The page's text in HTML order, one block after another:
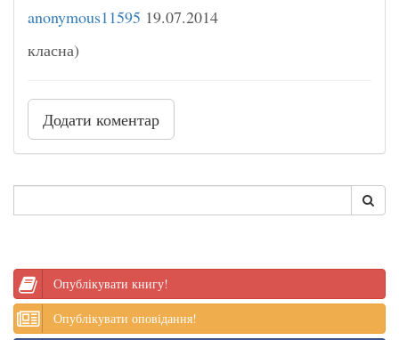
anonymous11595 19.07.2014
класна)
Додати коментар
Опублікувати книгу!
Опублікувати оповідання!